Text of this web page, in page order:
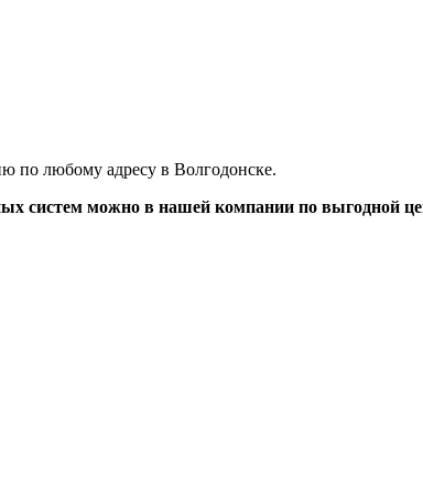
по любому адресу в Волгодонске.
систем можно в нашей компании по выгодной